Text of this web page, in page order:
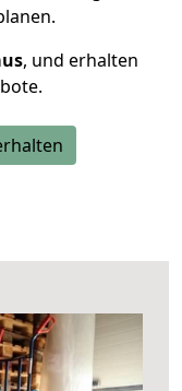
, und erhalten